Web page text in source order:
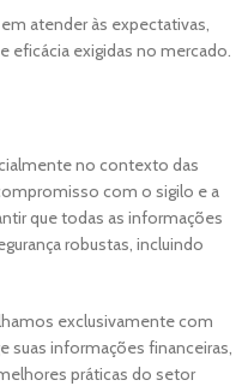
atender às expectativas,
eficácia exigidas no mercado.
no contexto das
com o sigilo e a
que todas as informações
robustas, incluindo
exclusivamente com
suas informações financeiras,
práticas do setor